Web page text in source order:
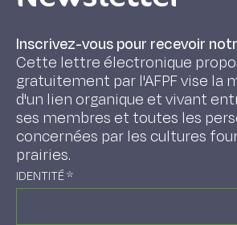
Inscrivez-vous pour recevoir
Cette lettre électronique
gratuitement par l'AFPF vise la
d'un lien organique et vivant
ses membres et toutes les
concernées par les cultures
prairies.
IDENTITÉ*